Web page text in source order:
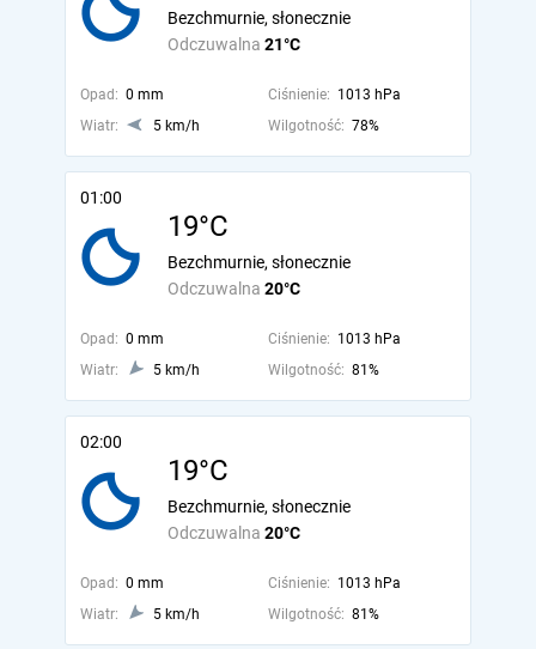
Odczuwalna 21°C
Bezchmurnie, słonecznie
Opad: 0 mm Ciśnienie: 1013 hPa
Wiatr:
5 km/h Wilgotność: 78%
01:00
19°C
Odczuwalna 20°C
Bezchmurnie, słonecznie
Opad: 0 mm Ciśnienie: 1013 hPa
Wiatr:
5 km/h Wilgotność: 81%
02:00
19°C
Odczuwalna 20°C
Bezchmurnie, słonecznie
Opad: 0 mm Ciśnienie: 1013 hPa
Wiatr:
5 km/h Wilgotność: 81%